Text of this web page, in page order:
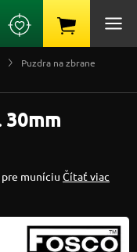
Puzdra na zbrane
30mm
muníciu Čítať viac